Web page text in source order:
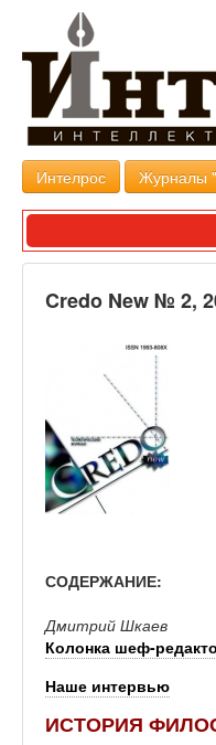
Интелрос Журналы
Credo New № 2,
СОДЕРЖАНИЕ:
Дмитрий Шкаев
Колонка шеф-
Наше интервью
ИСТОРИЯ